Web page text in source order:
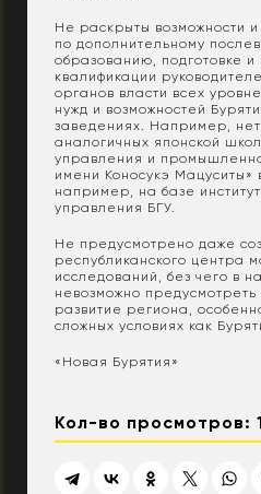
Не раскрыты возможности
по дополнительному
образованию, подготовке
квалификации
органов власти всех
нужд и возможностей
заведениях. Например,
аналогичных японской
управления и
имени Коносукэ Мацуситы»
например, на базе
управления БГУ.
Не предусмотрено даже
республиканского центра
исследований, без чего в
невозможно предусмотреть
развитие региона,
сложных условиях как
«Новая Бурятия»
Кол-во просмотров: